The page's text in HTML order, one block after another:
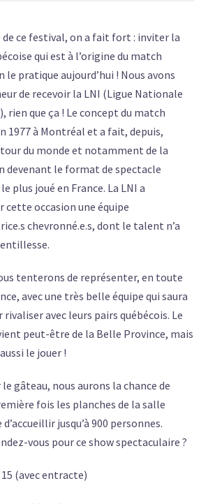
de ce festival, on a fait fort : inviter la
qui est à l’origine du match
le pratique aujourd’hui ! Nous avons
de recevoir la LNI (Ligue Nationale
rien que ça ! Le concept du match
1977 à Montréal et a fait, depuis,
du monde et notamment de la
devenant le format de spectacle
plus joué en France. La LNI a
cette occasion une équipe
chevronné.e.s, dont le talent n’a
tenterons de représenter, en toute
avec une très belle équipe qui saura
rivaliser avec leurs pairs québécois. Le
peut-être de la Belle Province, mais
le jouer !
gâteau, nous aurons la chance de
fois les planches de la salle
jusqu’à 900 personnes.
vous pour ce show spectaculaire ?
(avec entracte)